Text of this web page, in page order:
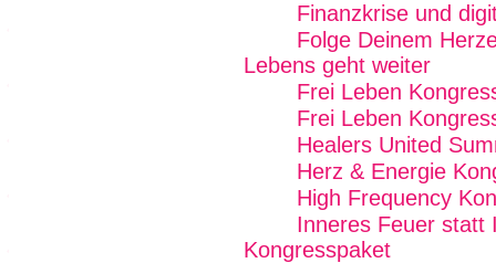
Finanzkrise und
Folge Deinem
Lebens geht weiter
Frei Leben
Frei Leben
Healers United
Herz & Energie
High Frequency
Inneres Feuer statt
Kongresspaket